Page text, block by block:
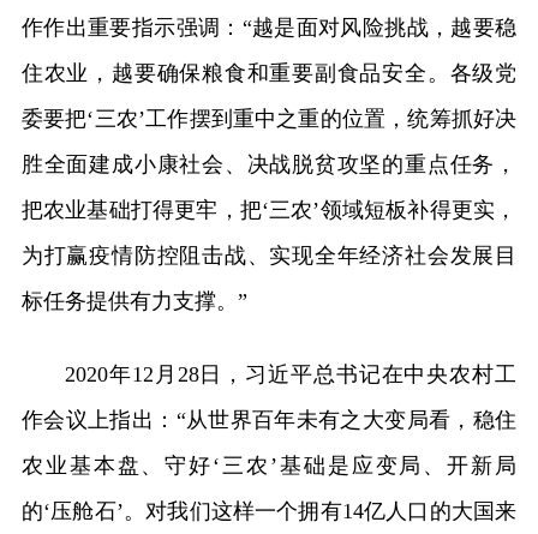
作作出重要指示强调：“越是面对风险挑战，越要稳
住农业，越要确保粮食和重要副食品安全。各级党
委要把‘三农’工作摆到重中之重的位置，统筹抓好决
胜全面建成小康社会、决战脱贫攻坚的重点任务，
把农业基础打得更牢，把‘三农’领域短板补得更实，
为打赢疫情防控阻击战、实现全年经济社会发展目
标任务提供有力支撑。”
2020年12月28日，习近平总书记在中央农村工
作会议上指出：“从世界百年未有之大变局看，稳住
农业基本盘、守好‘三农’基础是应变局、开新局
的‘压舱石’。对我们这样一个拥有14亿人口的大国来